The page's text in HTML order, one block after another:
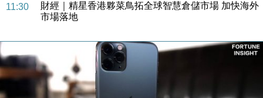
11:30
財經｜精星香港夥菜鳥拓全球智慧倉儲市場 加快海外
市場落地
13:12
國際｜特朗普赴洛杉磯高球場活動前 男子攜槍彈被捕
12:30
財經｜香港7月PMI回落至51 企業擴張放慢兼縮減人